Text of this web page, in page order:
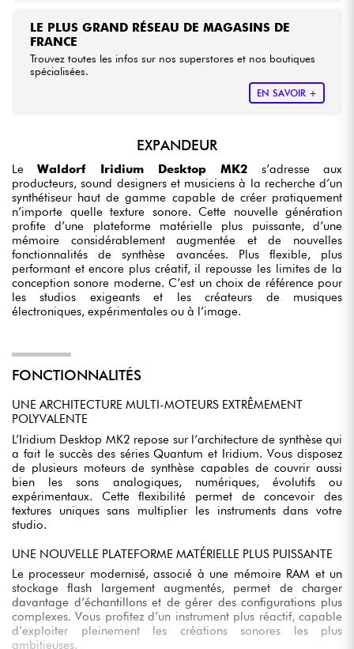
LE PLUS GRAND RÉSEAU DE MAGASINS DE
FRANCE
Trouvez toutes les infos sur nos superstores et nos boutiques
spécialisées.
EN SAVOIR +
EXPANDEUR
LeWaldorf Iridium Desktop MK2 s’adresse aux
producteurs, sound designers et musiciens à la recherche d’un
synthétiseur haut de gamme capable de créer pratiquement
n’importe quelle texture sonore. Cette nouvelle génération
profite d’une plateforme matérielle plus puissante, d’une
mémoire considérablement augmentée et de nouvelles
fonctionnalités de synthèse avancées. Plus flexible, plus
performant et encore plus créatif, il repousse les limites de la
conception sonore moderne. C’est un choix de référence pour
les studios exigeants et les créateurs de musiques
électroniques, expérimentales ou à l’image.
FONCTIONNALITÉS
UNE ARCHITECTURE MULTI-MOTEURS EXTRÊMEMENT
POLYVALENTE
L’Iridium Desktop MK2 repose sur l’architecture de synthèse qui
a fait le succès des séries Quantum et Iridium. Vous disposez
de plusieurs moteurs de synthèse capables de couvrir aussi
bien les sons analogiques, numériques, évolutifs ou
expérimentaux. Cette flexibilité permet de concevoir des
textures uniques sans multiplier les instruments dans votre
studio.
UNE NOUVELLE PLATEFORME MATÉRIELLE PLUS PUISSANTE
Le processeur modernisé, associé à une mémoire RAM et un
stockage flash largement augmentés, permet de charger
davantage d’échantillons et de gérer des configurations plus
complexes. Vous profitez d’un instrument plus réactif, capable
d’exploiter pleinement les créations sonores les plus
ambitieuses.